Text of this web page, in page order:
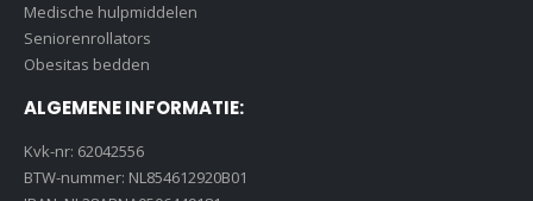
Medische hulpmiddelen
Seniorenrollators
Obesitas bedden
ALGEMENE INFORMATIE:
Kvk-nr: 62042556
BTW-nummer: NL854612920B01